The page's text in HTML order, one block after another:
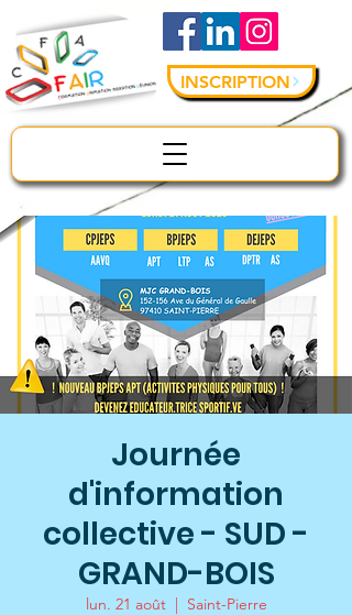
INSCRIPTION
Journée
d'information
collective - SUD -
GRAND-BOIS
lun. 21 août
  |
Saint-Pierre